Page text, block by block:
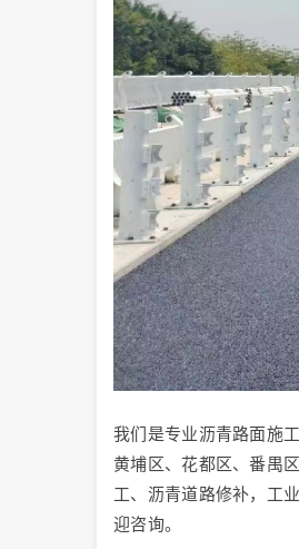
我们是专业沥青路面施
黄埔区、花都区、番禺
工、沥青道路修补，工
迎咨询。